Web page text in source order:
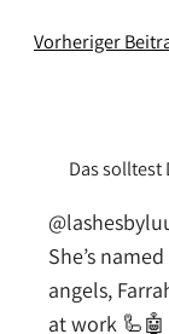
Vorheriger
Das
She’s
angels,
at work 🦾🤖